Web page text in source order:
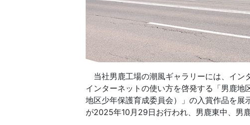
当社男鹿工場の潮風ギャラリーには、イン
インターネットの使い方を啓発する「男鹿
地区少年保護育成委員会）」の入賞作品を
が2025年10月29日お行われ、男鹿東中、男